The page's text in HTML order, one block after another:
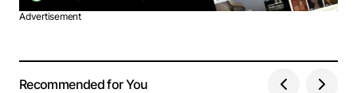
Advertisement
Recommended for You